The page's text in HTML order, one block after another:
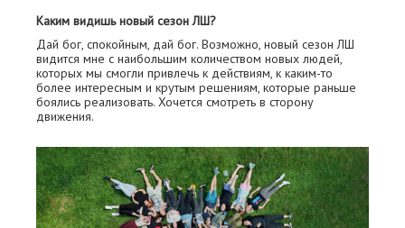
Каким видишь новый сезон ЛШ?
Дай бог, спокойным, дай бог. Возможно, новый сезон ЛШ
видится мне с наибольшим количеством новых людей,
которых мы смогли привлечь к действиям, к каким-то
более интересным и крутым решениям, которые раньше
боялись реализовать. Хочется смотреть в сторону
движения.